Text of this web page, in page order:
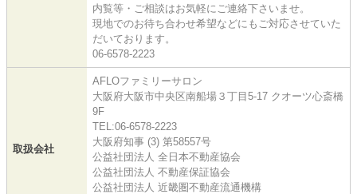
内覧等・ご相談はお気軽にご連絡下さいませ。
現地でのお待ち合わせ希望などにもご対応させていた
だいております。
06-6578-2223
取扱会社
AFLOファミリーサロン
大阪府大阪市中央区南船場３丁目5-17 クオーツ心斎橋
9F
TEL:06-6578-2223
大阪府知事 (3) 第58557号
公益社団法人 全日本不動産協会
公益社団法人 不動産保証協会
公益社団法人 近畿圏不動産流通機構